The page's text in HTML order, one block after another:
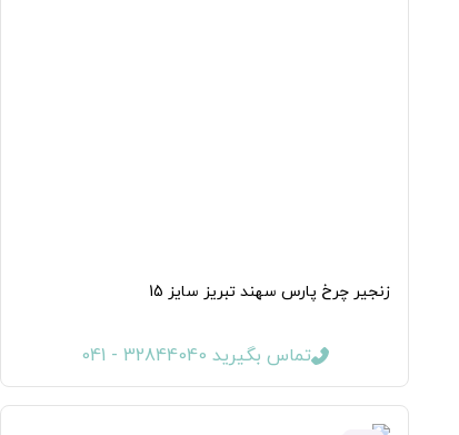
زنجیر چرخ پارس سهند تبریز سایز 15
تماس بگیرید 32844040 - 041